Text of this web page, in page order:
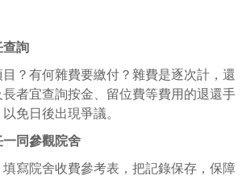
查詢
？有何雜費要繳付？雜費是逐次計，還
者宜查詢按金、留位費等費用的退還手
免日後出現爭議。
同參觀院舍
寫院舍收費參考表，把記錄保存，保障